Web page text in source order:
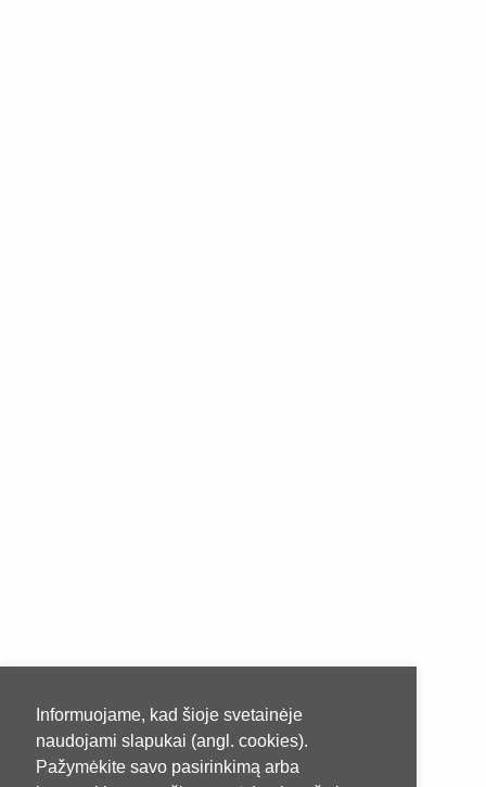
Informuojame, kad šioje svetainėje
naudojami slapukai (angl. cookies).
Pažymėkite savo pasirinkimą arba